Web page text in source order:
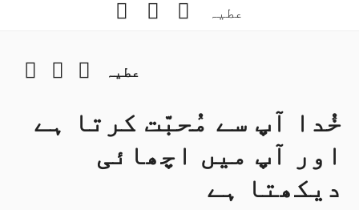
عطیہ Facebook
YouTube
عطیہ Facebook
خُدا آپ سے مُحبّت کرتا ہے
اور آپ میں اچھائی
دیکھتا ہے